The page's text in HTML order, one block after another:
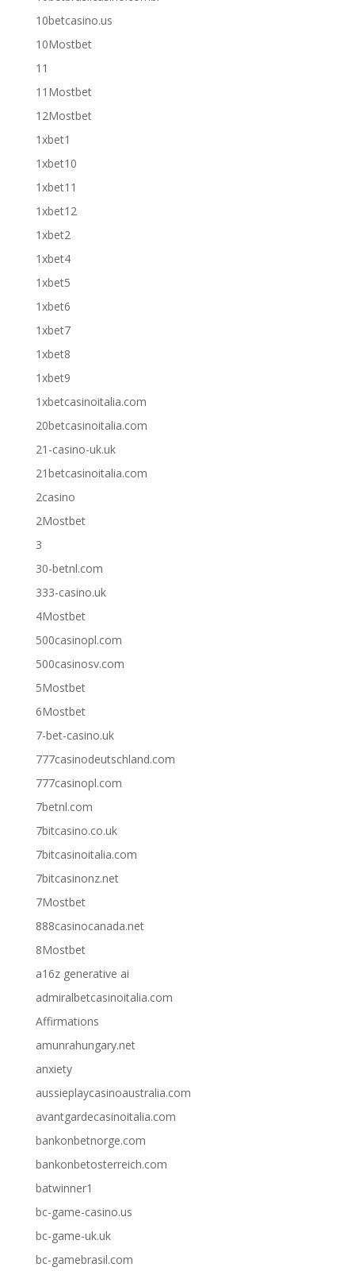
10betcasino.us
10Mostbet
11
11Mostbet
12Mostbet
1xbet1
1xbet10
1xbet11
1xbet12
1xbet2
1xbet4
1xbet5
1xbet6
1xbet7
1xbet8
1xbet9
1xbetcasinoitalia.com
20betcasinoitalia.com
21-casino-uk.uk
21betcasinoitalia.com
2casino
2Mostbet
3
30-betnl.com
333-casino.uk
4Mostbet
500casinopl.com
500casinosv.com
5Mostbet
6Mostbet
7-bet-casino.uk
777casinodeutschland.com
777casinopl.com
7betnl.com
7bitcasino.co.uk
7bitcasinoitalia.com
7bitcasinonz.net
7Mostbet
888casinocanada.net
8Mostbet
a16z generative ai
admiralbetcasinoitalia.com
Affirmations
amunrahungary.net
anxiety
aussieplaycasinoaustralia.com
avantgardecasinoitalia.com
bankonbetnorge.com
bankonbetosterreich.com
batwinner1
bc-game-casino.us
bc-game-uk.uk
bc-gamebrasil.com